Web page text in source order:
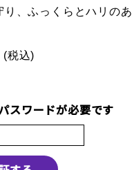
、ふっくらとハリのあ
税込)
スワードが必要です